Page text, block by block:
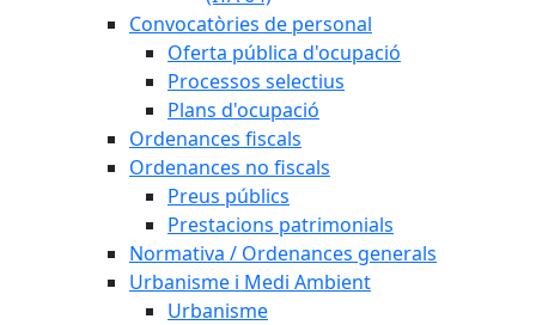
Convocatòries de personal
Oferta pública d'ocupació
Processos selectius
Plans d'ocupació
Ordenances fiscals
Ordenances no fiscals
Preus públics
Prestacions patrimonials
Normativa / Ordenances generals
Urbanisme i Medi Ambient
Urbanisme